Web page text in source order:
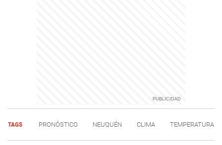
TAGS PRONÓSTICO NEUQUÉN CLIMA TEMPERATURA